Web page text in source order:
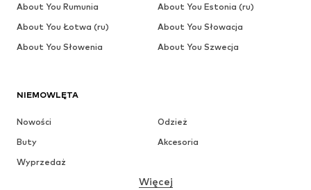
NIEMOWLĘTA
Nowości
Odzież
Buty
Akcesoria
Wyprzedaż
Więcej
About You Rumunia
About You Estonia (ru)
About You Łotwa (ru)
About You Słowacja
About You Słowenia
About You Szwecja